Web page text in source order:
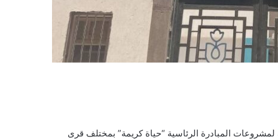
لمشروعات المبادرة الرئاسية “حياة كريمة” بمختلف قرى